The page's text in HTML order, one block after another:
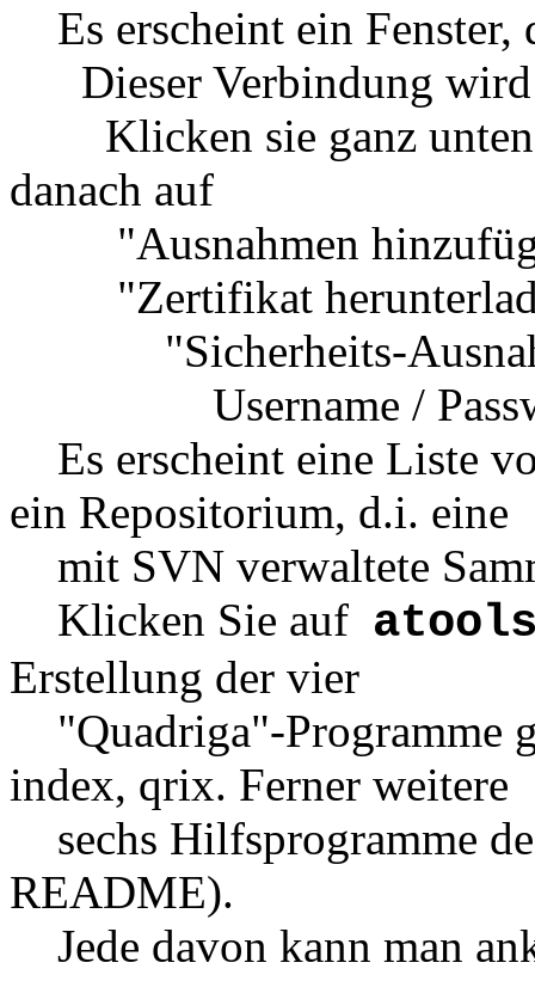
Es erscheint ein Fenster,
Dieser Verbindung wird
Klicken sie ganz unten
danach auf
"Ausnahmen
"Zertifikat
"Sicherheits-
Username /
Es erscheint eine Liste
ein Repositorium, d.i. eine
mit SVN verwaltete
Klicken Sie auf
Erstellung der vier
"Quadriga"-Programme
index, qrix. Ferner weitere
sechs Hilfsprogramme
README).
Jede davon kann man